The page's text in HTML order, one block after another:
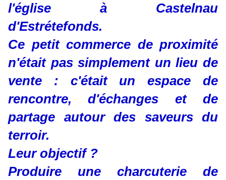
l'église à Castelnau
d'Estrétefonds.
Ce petit commerce de proximité
n'était pas simplement un lieu de
vente : c'était un espace de
rencontre, d'échanges et de
partage autour des saveurs du
terroir.
Leur objectif ?
Produire une charcuterie de